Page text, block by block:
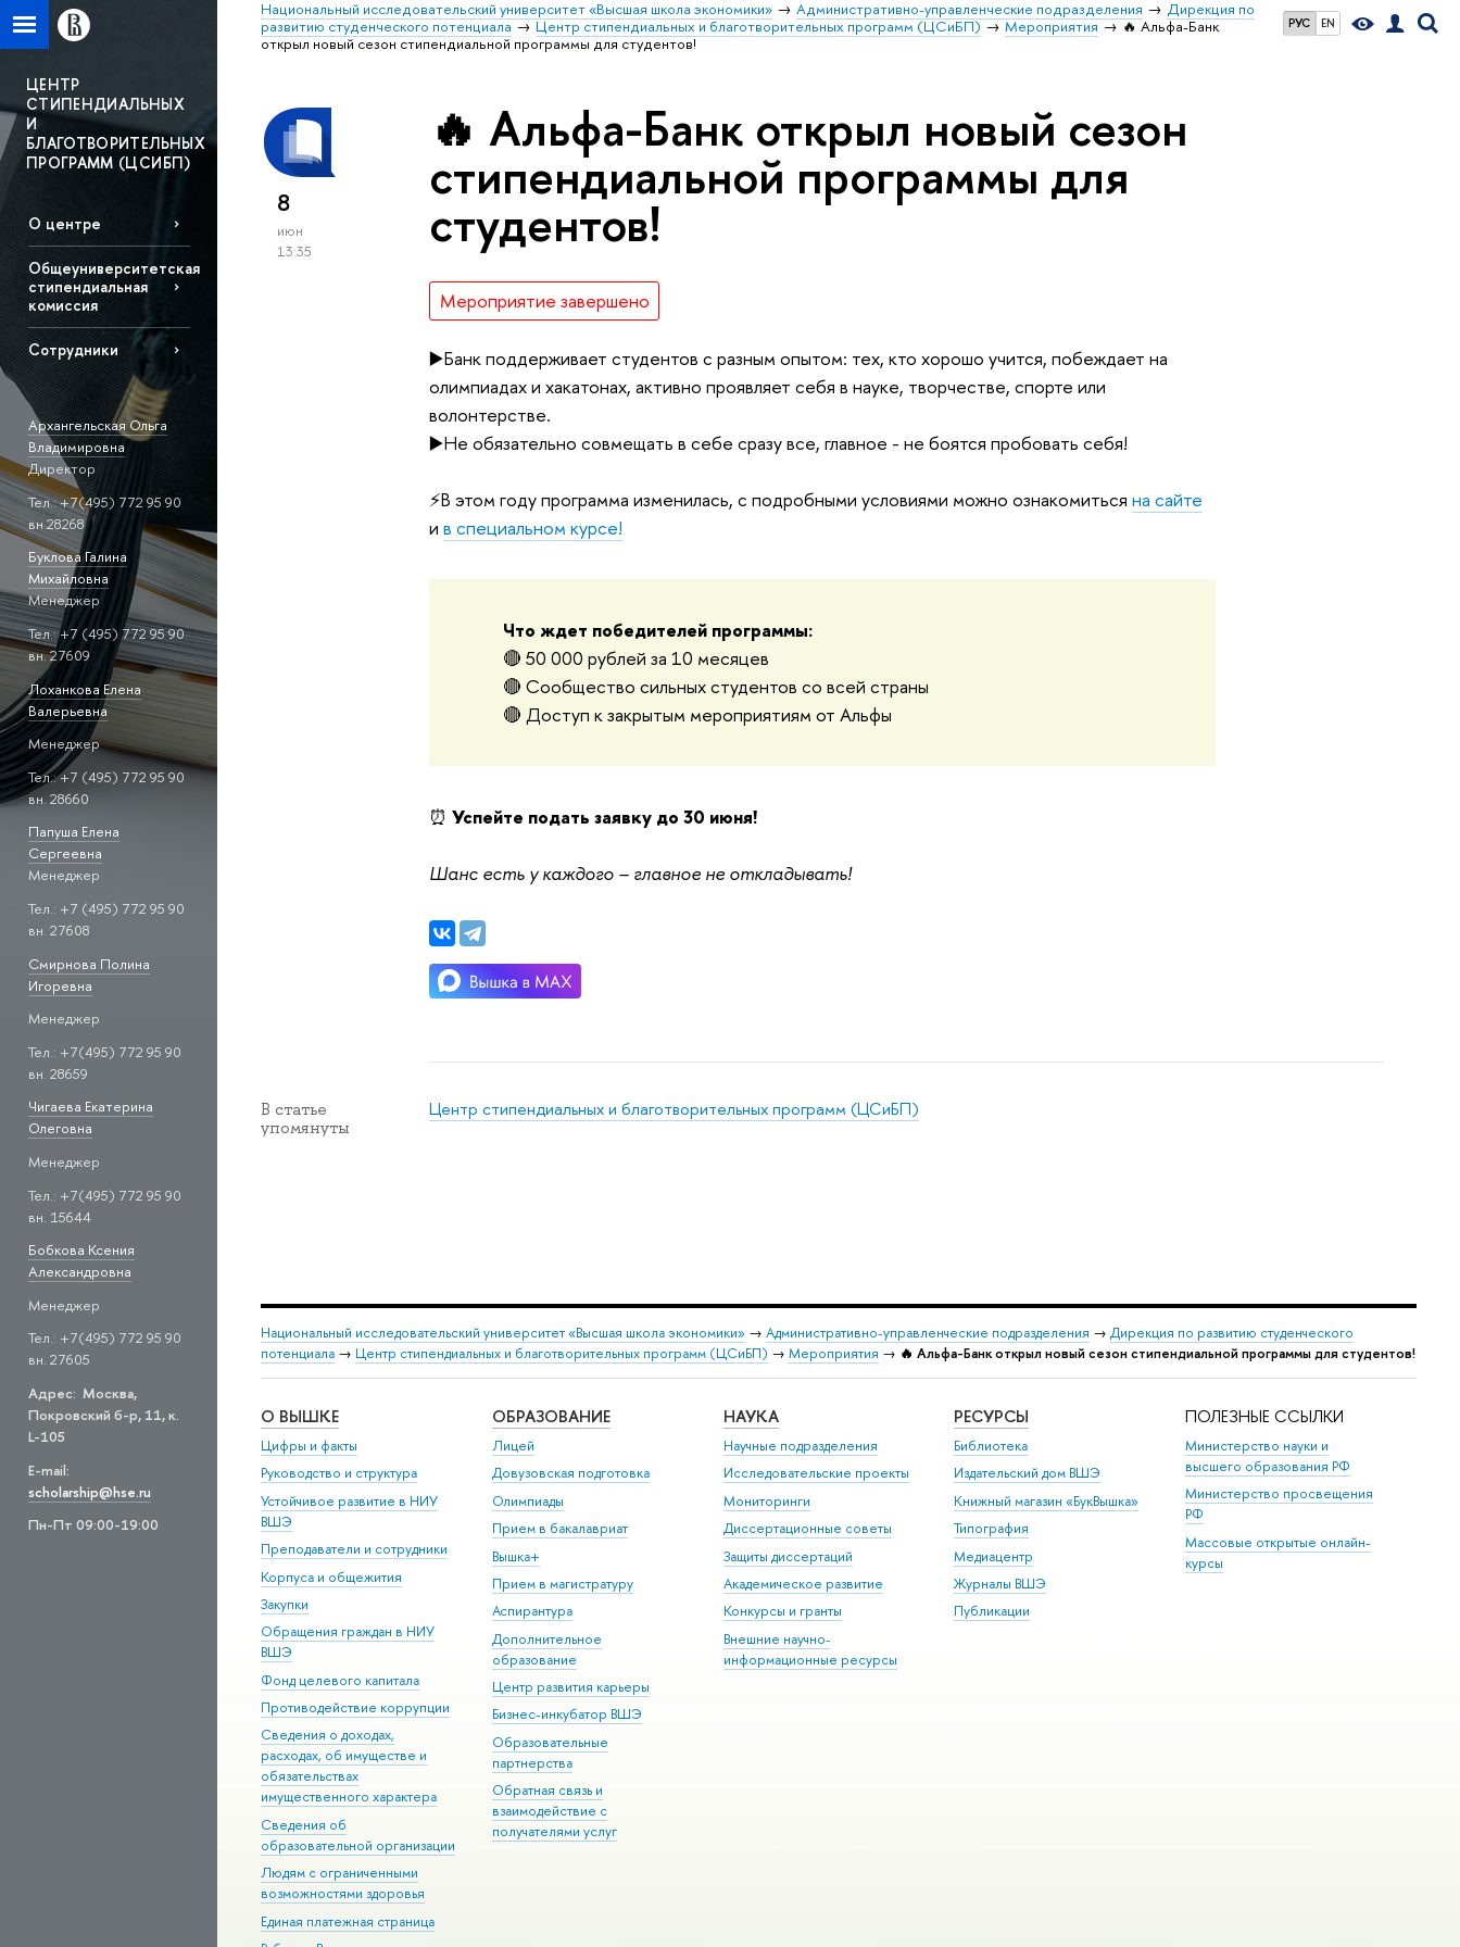
РУС EN
Национальный исследовательский университет «Высшая школа экономики» Административно-управленческие подразделения
Дирекция по
развитию студенческого потенциала
Центр стипендиальных и благотворительных программ (ЦСиБП) Мероприятия
🔥 Альфа-Банк
открыл новый сезон стипендиальной программы для студентов!
ЦЕНТР
СТИПЕНДИАЛЬНЫХ
И
БЛАГОТВОРИТЕЛЬНЫХ
ПРОГРАММ (ЦСИБП)
О центре
Общеуниверситетская
стипендиальная
комиссия
Сотрудники
Архангельская Ольга
Владимировна
Директор
Тел.: +7(495) 772 95 90
вн.28268
Буклова Галина
Михайловна
Менеджер
Тел.: +7 (495) 772 95 90
вн. 27609
Лоханкова Елена
Валерьевна
Менеджер
Тел.: +7 (495) 772 95 90
вн. 28660
Папуша Елена
Сергеевна
Менеджер
Тел.: +7 (495) 772 95 90
вн. 27608
Смирнова Полина
Игоревна
Менеджер
Тел.: +7(495) 772 95 90
вн. 28659
Чигаева Екатерина
Олеговна
Менеджер
Тел.: +7(495) 772 95 90
вн. 15644
Бобкова Ксения
Александровна
Менеджер
Тел.: +7(495) 772 95 90
вн. 27605
Адрес: Москва,
Покровский б-р, 11, к.
L-105
E-mail:
scholarship@hse.ru
Пн-Пт 09:00-19:00
8
июн
13:35
🔥 Альфа-Банк открыл новый сезон
стипендиальной программы для
студентов!
Мероприятие завершено
▶️Банк поддерживает студентов с разным опытом: тех, кто хорошо учится, побеждает на
олимпиадах и хакатонах, активно проявляет себя в науке, творчестве, спорте или
волонтерстве.
▶️Не обязательно совмещать в себе сразу все, главное - не боятся пробовать себя!
⚡В этом году программа изменилась, с подробными условиями можно ознакомитьсяна сайте
ив специальном курсе!
Что ждет победителей программы:
🔴 50 000 рублей за 10 месяцев
🔴 Сообщество сильных студентов со всей страны
🔴 Доступ к закрытым мероприятиям от Альфы
⏰Успейте подать заявку до 30 июня!
Шанс есть у каждого – главное не откладывать!
В статье
упомянуты
Центр стипендиальных и благотворительных программ (ЦСиБП)
Национальный исследовательский университет «Высшая школа экономики» → Административно-управленческие подразделения → Дирекция по развитию студенческого
потенциала → Центр стипендиальных и благотворительных программ (ЦСиБП) → Мероприятия → 🔥 Альфа-Банк открыл новый сезон стипендиальной программы для студентов!
О ВЫШКЕ
Цифры и факты
Руководство и структура
Устойчивое развитие в НИУ
ВШЭ
Преподаватели и сотрудники
Корпуса и общежития
Закупки
Обращения граждан в НИУ
ВШЭ
Фонд целевого капитала
Противодействие коррупции
Сведения о доходах,
расходах, об имуществе и
обязательствах
имущественного характера
Сведения об
образовательной организации
Людям с ограниченными
возможностями здоровья
Единая платежная страница
ОБРАЗОВАНИЕ
Лицей
Довузовская подготовка
Олимпиады
Прием в бакалавриат
Вышка+
Прием в магистратуру
Аспирантура
Дополнительное
образование
Центр развития карьеры
Бизнес-инкубатор ВШЭ
Образовательные
партнерства
Обратная связь и
взаимодействие с
получателями услуг
НАУКА
Научные подразделения
Исследовательские проекты
Мониторинги
Диссертационные советы
Защиты диссертаций
Академическое развитие
Конкурсы и гранты
Внешние научно-
информационные ресурсы
РЕСУРСЫ
Библиотека
Издательский дом ВШЭ
Книжный магазин «БукВышка»
Типография
Медиацентр
Журналы ВШЭ
Публикации
ПОЛЕЗНЫЕ ССЫЛКИ
Министерство науки и
высшего образования РФ
Министерство просвещения
РФ
Массовые открытые онлайн-
курсы